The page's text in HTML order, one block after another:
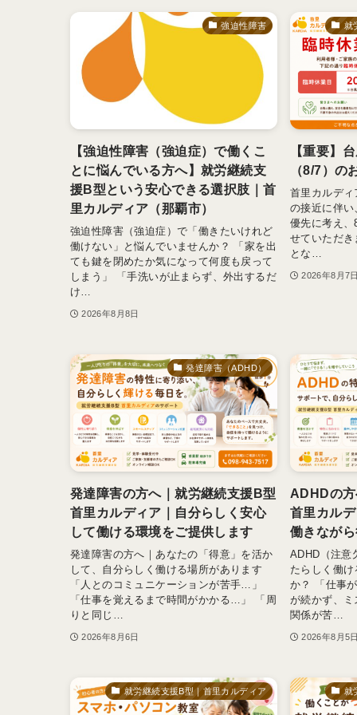
強迫性障害
【強迫性障害（強迫症）で働くこ
とに悩んでいる方へ】就労継続支
援B型という安心できる選択肢｜首
里カルディア（那覇市）
強迫性障害（強迫症）で「働きたいけれど
働けない」と悩んでいませんか？ 「家を出
ても鍵を閉めたか気になって何度も戻って
しまう」 「手洗いが止まらず、外出するだ
け…
2026年8月8日
就
【重要】
（8/7）の
首里カルデ
の接近に伴
優先に考え
せていただ
とな…
2026年8月7
発達障害（ADHD）
発達障害の方へ｜就労継続支援B型
首里カルディア｜自分らしく安心
して働ける環境をご提供します
発達障害の方へ｜あなたの「得意」を活か
して、自分らしく働ける場所があります
「人とのコミュニケーションが苦手…」
「仕事を覚えるまで時間がかかる…」 「周
りと同じ…
2026年8月6日
ADHDの
首里カル
働きなが
ADHD（注意
たらしく働
か？ 「仕事
が続かず、
関係が苦…
2026年8月5
就労継続支援B型｜首里カルディア 就